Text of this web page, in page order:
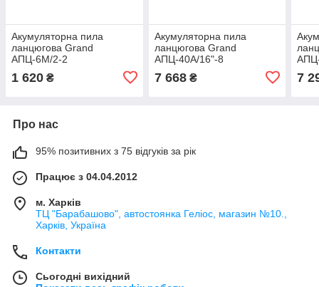
Акумуляторна пила
ланцюгова Grand
АПЦ-6М/2-2
1 620 ₴
Акумуляторна пила
ланцюгова Grand
АПЦ-40А/16"-8
7 668₴ 7
Про нас
95% позитивних з 75 відгуків за рік
Працює з 04.04.2012
м. Харків
ТЦ "Барабашово", автостоянка Геліос, магазин №10.,
Харків, Україна
Контакти
Сьогодні вихідний